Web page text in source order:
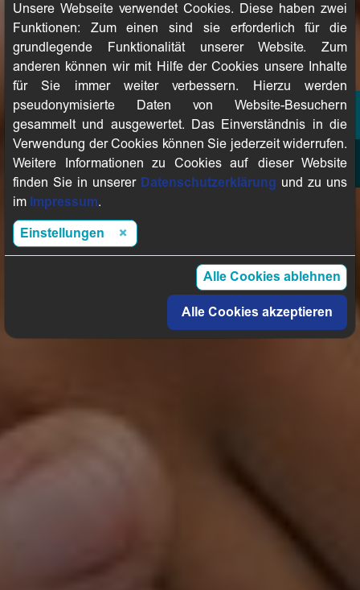
Unsere Webseite verwendet Cookies. Diese haben zwei
Funktionen: Zum einen sind sie erforderlich für die
grundlegende Funktionalität unserer Website. Zum
anderen können wir mit Hilfe der Cookies unsere Inhalte
für Sie immer weiter verbessern. Hierzu werden
pseudonymisierte Daten von Website-Besuchern
gesammelt und ausgewertet. Das Einverständnis in die
Verwendung der Cookies können Sie jederzeit widerrufen.
Weitere Informationen zu Cookies auf dieser Website
finden Sie in unserer Datenschutzerklärung und zu uns
im Impressum.
Einstellungen
Alle Cookies ablehnen
Alle Cookies akzeptieren